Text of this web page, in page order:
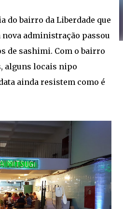
do bairro da Liberdade que
administração passou
de sashimi. Com o bairro
alguns locais nipo
ainda resistem como é